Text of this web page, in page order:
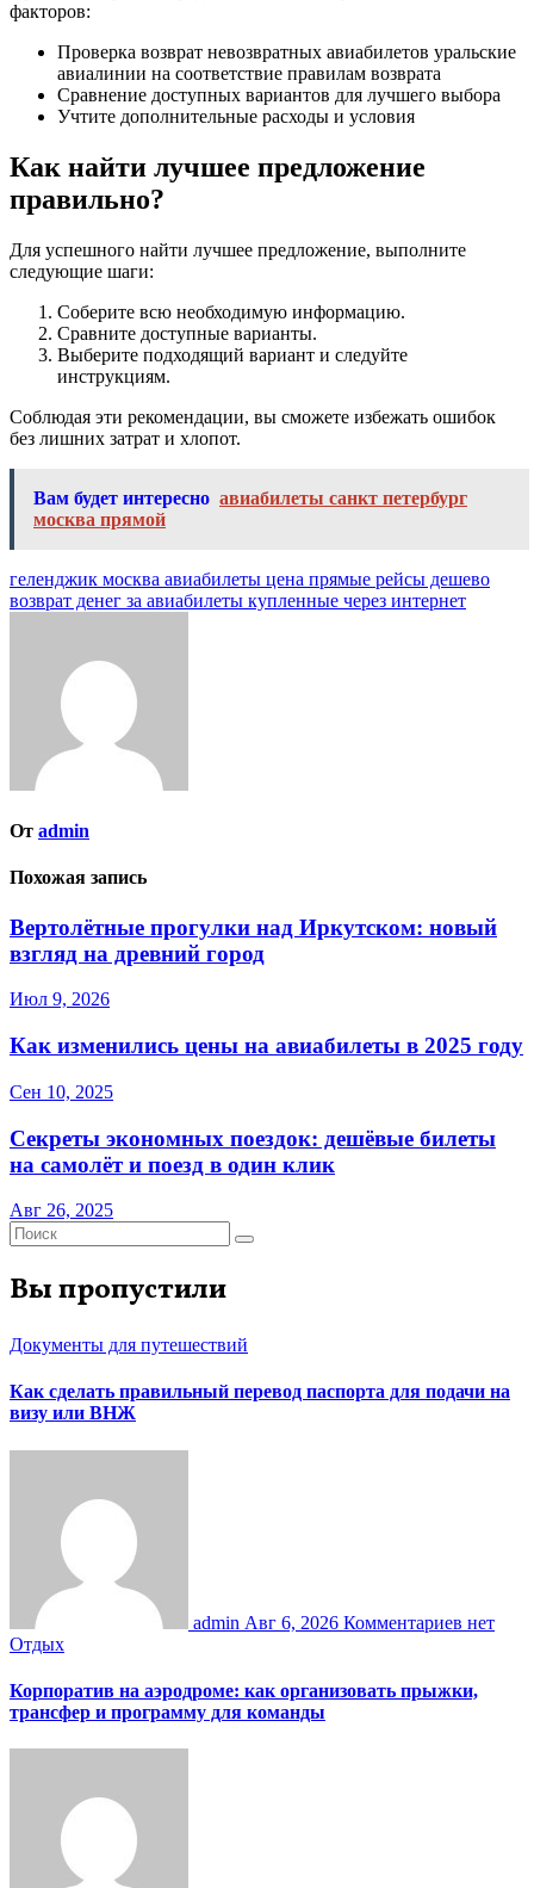
факторов:
Проверка возврат невозвратных авиабилетов уральские
авиалинии на соответствие правилам возврата
Сравнение доступных вариантов для лучшего выбора
Учтите дополнительные расходы и условия
Как найти лучшее предложение
правильно?
Для успешного найти лучшее предложение, выполните
следующие шаги:
Соберите всю необходимую информацию.
Сравните доступные варианты.
Выберите подходящий вариант и следуйте
инструкциям.
Соблюдая эти рекомендации, вы сможете избежать ошибок
без лишних затрат и хлопот.
Вам будет интересно авиабилеты санкт петербург
москва прямой
Навигация
по
геленджик москва авиабилеты цена прямые рейсы дешево
возврат денег за авиабилеты купленные через интернет
От admin
Похожая запись
Вертолётные прогулки над Иркутском: новый
взгляд на древний город
Июл 9, 2026
Как изменились цены на авиабилеты в 2025 году
Сен 10, 2025
Секреты экономных поездок: дешёвые билеты
на самолёт и поезд в один клик
Авг 26, 2025
Вы пропустили
Документы для путешествий
Как сделать правильный перевод паспорта для подачи на
визу или ВНЖ
admin Авг 6, 2026 Комментариев нет
Отдых
Корпоратив на аэродроме: как организовать прыжки,
трансфер и программу для команды